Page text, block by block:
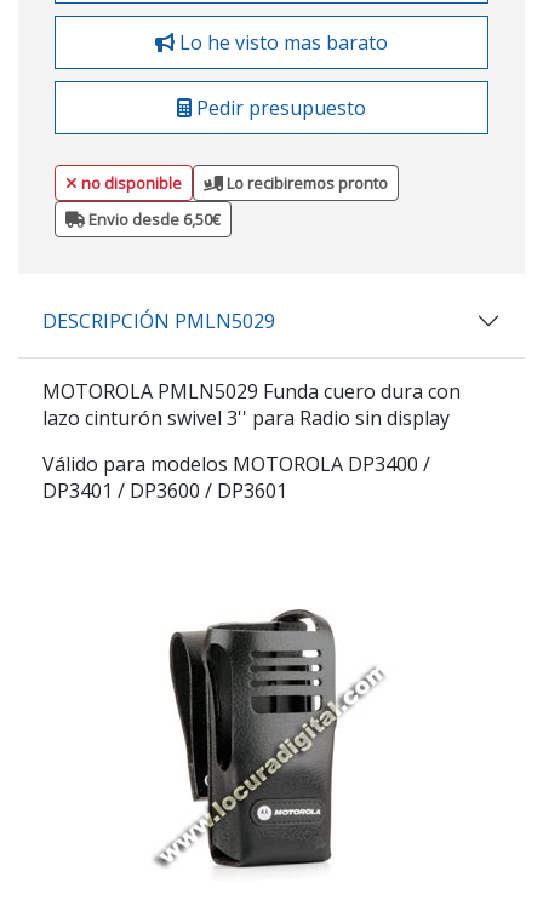
Lo he visto mas barato
Pedir presupuesto
no disponible
Lo recibiremos pronto
Envio desde 6,50€
DESCRIPCIÓN PMLN5029
MOTOROLA PMLN5029 Funda cuero dura con
lazo cinturón swivel 3'' para Radio sin display
Válido para modelos MOTOROLA DP3400 /
DP3401 / DP3600 / DP3601